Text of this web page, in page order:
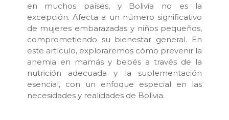
en muchos países, y Bolivia no es la
excepción. Afecta a un número significativo
de mujeres embarazadas y niños pequeños,
comprometiendo su bienestar general. En
este artículo, exploraremos cómo prevenir la
anemia en mamás y bebés a través de la
nutrición adecuada y la suplementación
esencial, con un enfoque especial en las
necesidades y realidades de Bolivia.